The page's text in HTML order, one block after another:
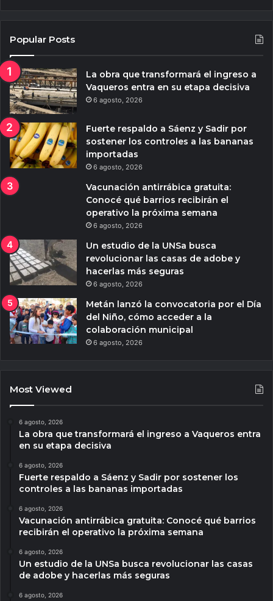
Popular Posts
La obra que transformará el ingreso a
Vaqueros entra en su etapa decisiva
6 agosto, 2026
Fuerte respaldo a Sáenz y Sadir por
sostener los controles a las bananas
importadas
6 agosto, 2026
Vacunación antirrábica gratuita:
Conocé qué barrios recibirán el
operativo la próxima semana
6 agosto, 2026
Un estudio de la UNSa busca
revolucionar las casas de adobe y
hacerlas más seguras
6 agosto, 2026
Metán lanzó la convocatoria por el Día
del Niño, cómo acceder a la
colaboración municipal
6 agosto, 2026
Most Viewed
6 agosto, 2026
La obra que transformará el ingreso a Vaqueros entra
en su etapa decisiva
6 agosto, 2026
Fuerte respaldo a Sáenz y Sadir por sostener los
controles a las bananas importadas
6 agosto, 2026
Vacunación antirrábica gratuita: Conocé qué barrios
recibirán el operativo la próxima semana
6 agosto, 2026
Un estudio de la UNSa busca revolucionar las casas
de adobe y hacerlas más seguras
6 agosto, 2026